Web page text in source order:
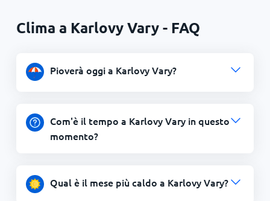
Clima a Karlovy Vary - FAQ
Pioverà oggi a Karlovy Vary?
Com'è il tempo a Karlovy Vary in questo
momento?
Qual è il mese più caldo a Karlovy Vary?